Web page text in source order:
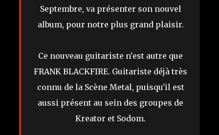
Septembre, va présenter son nouvel
album, pour notre plus grand plaisir.
Ce nouveau guitariste n'est autre que
FRANK BLACKFIRE. Guitariste déjà très
connu de la Scène Metal, puisqu'il est
aussi présent au sein des groupes de
Kreator et Sodom.